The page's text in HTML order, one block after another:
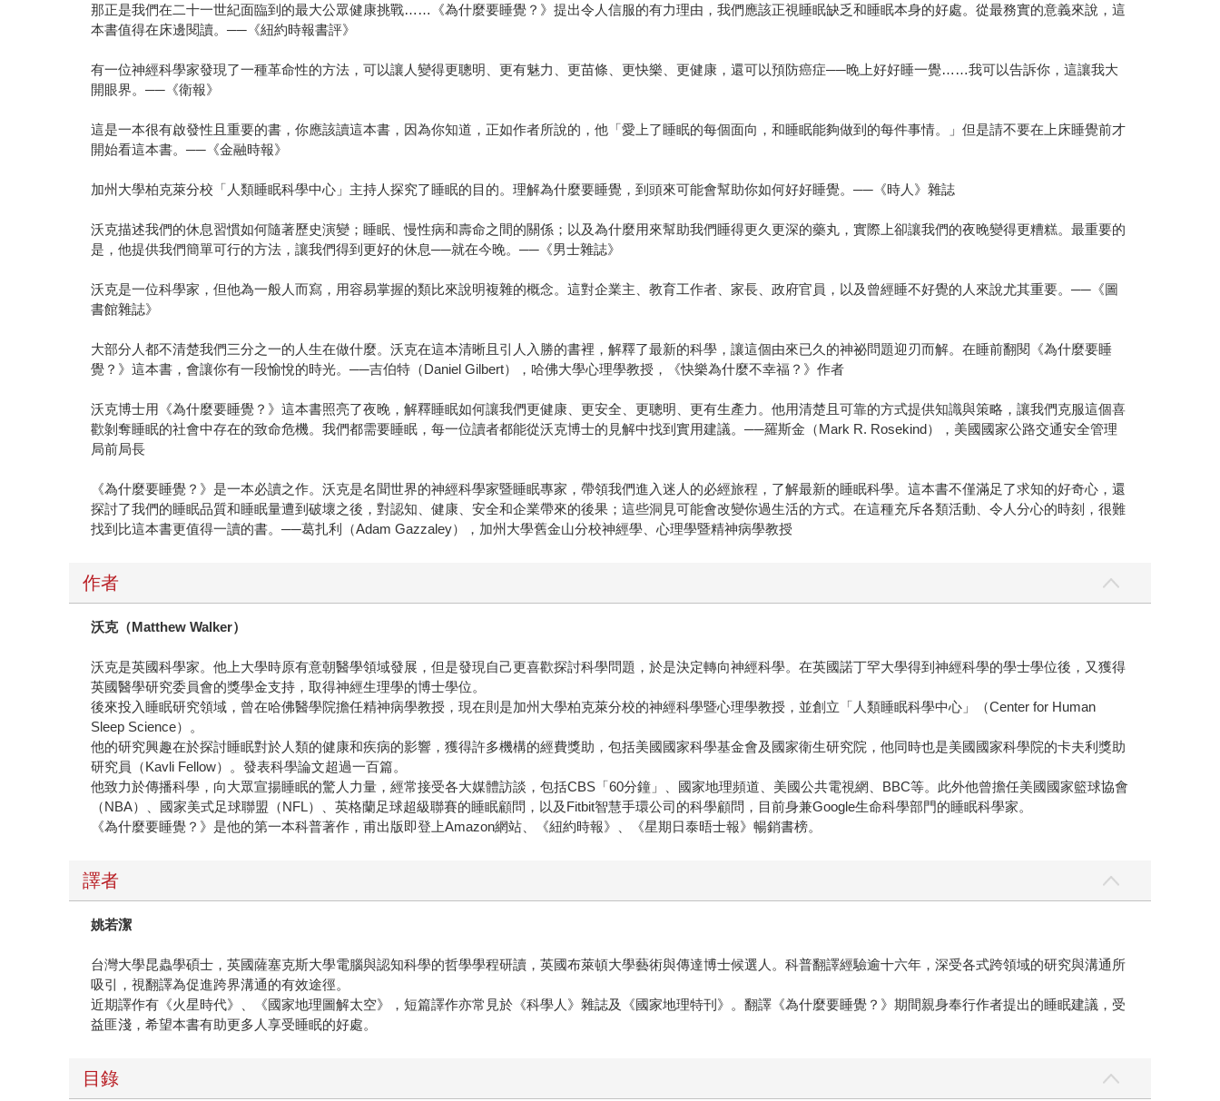
那正是我們在二十一世紀面臨到的最大公眾健康挑戰……《為什麼要睡覺？》提出令人信服的有力理由，我們應該正視睡眠缺乏和睡眠本身的好處。從最務實的意義來說，這
本書值得在床邊閱讀。──《紐約時報書評》
有一位神經科學家發現了一種革命性的方法，可以讓人變得更聰明、更有魅力、更苗條、更快樂、更健康，還可以預防癌症──晚上好好睡一覺……我可以告訴你，這讓我大
開眼界。──《衛報》
這是一本很有啟發性且重要的書，你應該讀這本書，因為你知道，正如作者所說的，他「愛上了睡眠的每個面向，和睡眠能夠做到的每件事情。」但是請不要在上床睡覺前才
開始看這本書。──《金融時報》
加州大學柏克萊分校「人類睡眠科學中心」主持人探究了睡眠的目的。理解為什麼要睡覺，到頭來可能會幫助你如何好好睡覺。──《時人》雜誌
沃克描述我們的休息習慣如何隨著歷史演變；睡眠、慢性病和壽命之間的關係；以及為什麼用來幫助我們睡得更久更深的藥丸，實際上卻讓我們的夜晚變得更糟糕。最重要的
是，他提供我們簡單可行的方法，讓我們得到更好的休息──就在今晚。──《男士雜誌》
沃克是一位科學家，但他為一般人而寫，用容易掌握的類比來說明複雜的概念。這對企業主、教育工作者、家長、政府官員，以及曾經睡不好覺的人來說尤其重要。──《圖
書館雜誌》
大部分人都不清楚我們三分之一的人生在做什麼。沃克在這本清晰且引人入勝的書裡，解釋了最新的科學，讓這個由來已久的神祕問題迎刃而解。在睡前翻閱《為什麼要睡
覺？》這本書，會讓你有一段愉悅的時光。──吉伯特（Daniel Gilbert），哈佛大學心理學教授，《快樂為什麼不幸福？》作者
沃克博士用《為什麼要睡覺？》這本書照亮了夜晚，解釋睡眠如何讓我們更健康、更安全、更聰明、更有生產力。他用清楚且可靠的方式提供知識與策略，讓我們克服這個喜
歡剝奪睡眠的社會中存在的致命危機。我們都需要睡眠，每一位讀者都能從沃克博士的見解中找到實用建議。──羅斯金（Mark R. Rosekind），美國國家公路交通安全管理
局前局長
《為什麼要睡覺？》是一本必讀之作。沃克是名聞世界的神經科學家暨睡眠專家，帶領我們進入迷人的必經旅程，了解最新的睡眠科學。這本書不僅滿足了求知的好奇心，還
探討了我們的睡眠品質和睡眠量遭到破壞之後，對認知、健康、安全和企業帶來的後果；這些洞見可能會改變你過生活的方式。在這種充斥各類活動、令人分心的時刻，很難
找到比這本書更值得一讀的書。──葛扎利（Adam Gazzaley），加州大學舊金山分校神經學、心理學暨精神病學教授
作者
沃克（Matthew Walker）
沃克是英國科學家。他上大學時原有意朝醫學領域發展，但是發現自己更喜歡探討科學問題，於是決定轉向神經科學。在英國諾丁罕大學得到神經科學的學士學位後，又獲得
英國醫學研究委員會的獎學金支持，取得神經生理學的博士學位。
後來投入睡眠研究領域，曾在哈佛醫學院擔任精神病學教授，現在則是加州大學柏克萊分校的神經科學暨心理學教授，並創立「人類睡眠科學中心」（Center for Human
Sleep Science）。
他的研究興趣在於探討睡眠對於人類的健康和疾病的影響，獲得許多機構的經費獎助，包括美國國家科學基金會及國家衛生研究院，他同時也是美國國家科學院的卡夫利獎助
研究員（Kavli Fellow）。發表科學論文超過一百篇。
他致力於傳播科學，向大眾宣揚睡眠的驚人力量，經常接受各大媒體訪談，包括CBS「60分鐘」、國家地理頻道、美國公共電視網、BBC等。此外他曾擔任美國國家籃球協會
（NBA）、國家美式足球聯盟（NFL）、英格蘭足球超級聯賽的睡眠顧問，以及Fitbit智慧手環公司的科學顧問，目前身兼Google生命科學部門的睡眠科學家。
《為什麼要睡覺？》是他的第一本科普著作，甫出版即登上Amazon網站、《紐約時報》、《星期日泰晤士報》暢銷書榜。
譯者
姚若潔
台灣大學昆蟲學碩士，英國薩塞克斯大學電腦與認知科學的哲學學程研讀，英國布萊頓大學藝術與傳達博士候選人。科普翻譯經驗逾十六年，深受各式跨領域的研究與溝通所
吸引，視翻譯為促進跨界溝通的有效途徑。
近期譯作有《火星時代》、《國家地理圖解太空》，短篇譯作亦常見於《科學人》雜誌及《國家地理特刊》。翻譯《為什麼要睡覺？》期間親身奉行作者提出的睡眠建議，受
益匪淺，希望本書有助更多人享受睡眠的好處。
目錄